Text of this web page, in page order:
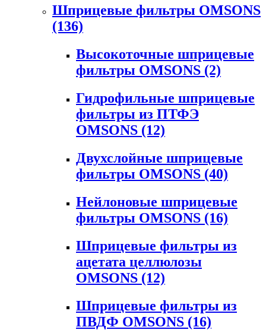
Шприцевые фильтры OMSONS
(136)
Высокоточные шприцевые
фильтры OMSONS (2)
Гидрофильные шприцевые
фильтры из ПТФЭ
OMSONS (12)
Двухслойные шприцевые
фильтры OMSONS (40)
Нейлоновые шприцевые
фильтры OMSONS (16)
Шприцевые фильтры из
ацетата целлюлозы
OMSONS (12)
Шприцевые фильтры из
ПВДФ OMSONS (16)